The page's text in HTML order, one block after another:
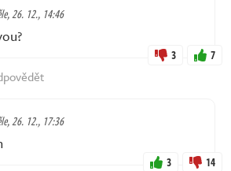
26. 12., 14:46
3 7
26. 12., 17:36
3 14